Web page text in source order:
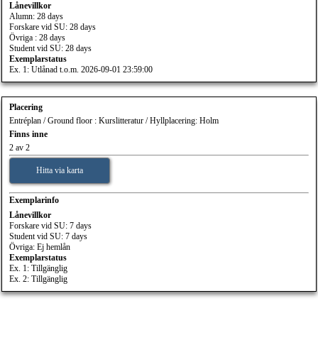
Lånevillkor
Alumn: 28 days
Forskare vid SU: 28 days
Övriga : 28 days
Student vid SU: 28 days
Exemplarstatus
Ex. 1: Utlånad t.o.m. 2026-09-01 23:59:00
Placering
Entréplan / Ground floor : Kurslitteratur / Hyllplacering: Holm
Finns inne
2 av 2
Hitta via karta
Exemplarinfo
Lånevillkor
Forskare vid SU: 7 days
Student vid SU: 7 days
Övriga: Ej hemlån
Exemplarstatus
Ex. 1: Tillgänglig
Ex. 2: Tillgänglig